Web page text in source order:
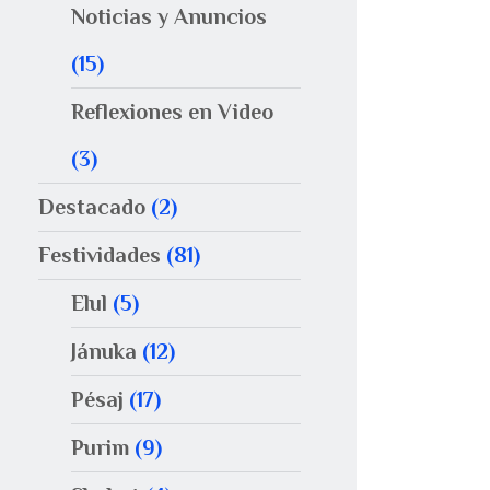
Noticias y Anuncios
(15)
Reflexiones en Video
(3)
Destacado (2)
Festividades (81)
Elul (5)
Jánuka (12)
Pésaj (17)
Purim (9)